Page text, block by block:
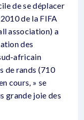
de se déplacer
de la FIFA
association) a
des
africain
de rands (710
cours, » se
grande joie des